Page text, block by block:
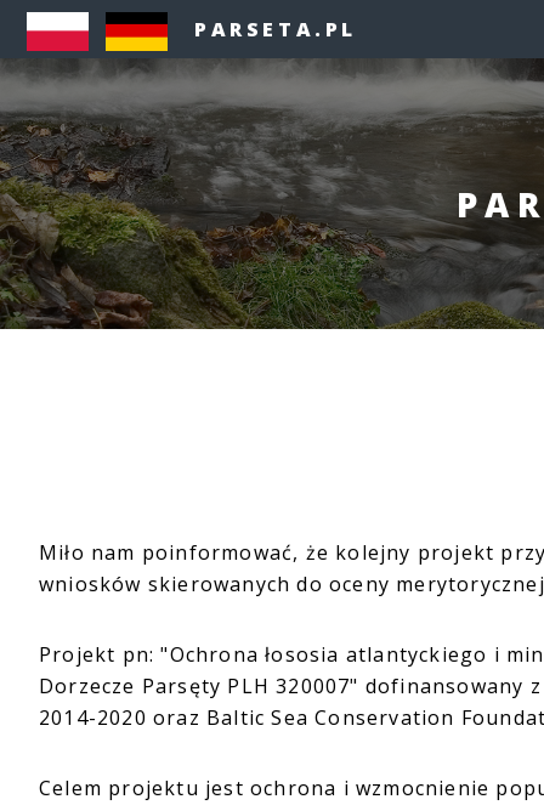
PARSETA.PL
Miło nam poinformować, że kolejny projekt
wniosków skierowanych do oceny
Projekt pn: "Ochrona łososia atlantyckiego i
Dorzecze Parsęty PLH 320007"
2014-2020 oraz Baltic Sea Conservation
Celem projektu jest ochrona i wzmocnienie